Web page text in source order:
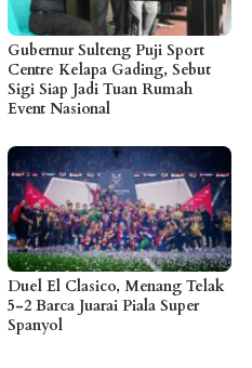
Gubernur Sulteng Puji Sport
Centre Kelapa Gading, Sebut
Sigi Siap Jadi Tuan Rumah
Event Nasional
Duel El Clasico, Menang Telak
5-2 Barca Juarai Piala Super
Spanyol